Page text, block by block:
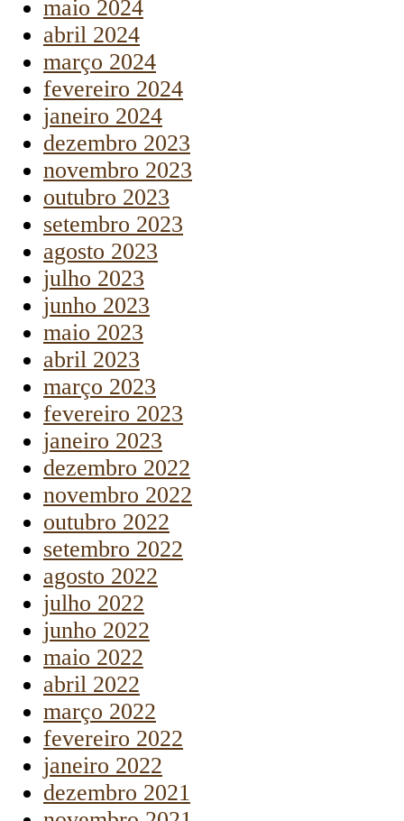
maio 2024
abril 2024
março 2024
fevereiro 2024
janeiro 2024
dezembro 2023
novembro 2023
outubro 2023
setembro 2023
agosto 2023
julho 2023
junho 2023
maio 2023
abril 2023
março 2023
fevereiro 2023
janeiro 2023
dezembro 2022
novembro 2022
outubro 2022
setembro 2022
agosto 2022
julho 2022
junho 2022
maio 2022
abril 2022
março 2022
fevereiro 2022
janeiro 2022
dezembro 2021